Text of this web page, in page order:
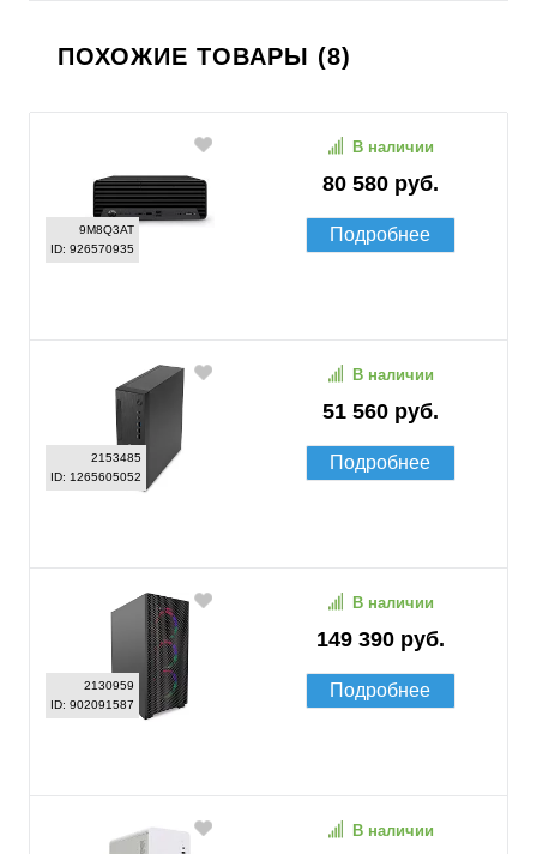
ПОХОЖИЕ ТОВАРЫ (8)
9M8Q3AT
ID: 926570935
80 580 руб.
В наличии
Подробнее
2153485
ID: 1265605052
51 560 руб.
В наличии
Подробнее
2130959
ID: 902091587
149 390 руб.
В наличии
Подробнее
В наличии